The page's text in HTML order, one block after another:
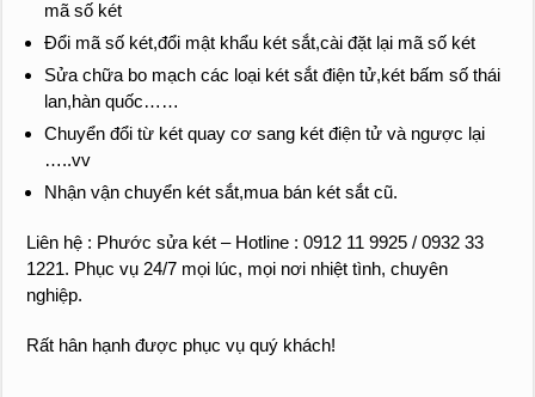
mã số két
Đổi mã số két,đổi mật khẩu két sắt,cài đặt lại mã số két
Sửa chữa bo mạch các loại két sắt điện tử,két bấm số thái
lan,hàn quốc……
Chuyển đổi từ két quay cơ sang két điện tử và ngược lại
…..vv
Nhận vận chuyển két sắt,mua bán két sắt cũ.
Liên hệ : Phước sửa két – Hotline : 0912 11 9925 / 0932 33
1221. Phục vụ 24/7 mọi lúc, mọi nơi nhiệt tình, chuyên
nghiệp.
Rất hân hạnh được phục vụ quý khách!